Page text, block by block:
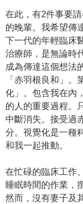
在此，有2件事要
的晚輩。我希望傳
下一代的年輕臨床
治療師，是無論時
成為傳達這個想法
「赤羽根良和」
化」。包含我在內
的人的重要過程。
中斷消失。接受過
分。視覺化是一種
和我一起推動。
在忙碌的臨床工作
睡眠時間的作業，
然而，沒有妻子及